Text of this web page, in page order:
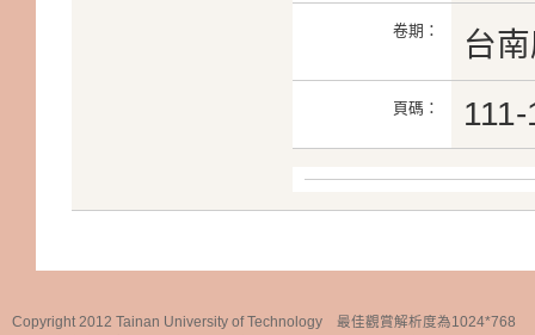
卷期： 台
頁碼：
Copyright 2012 Tainan University of Technology 最佳觀賞解析度為1024*768